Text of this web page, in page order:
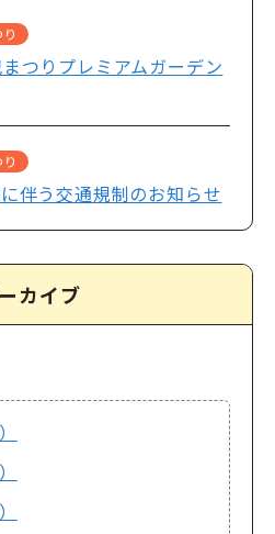
つりプレミアムガーデン
伴う交通規制のお知らせ
カイブ